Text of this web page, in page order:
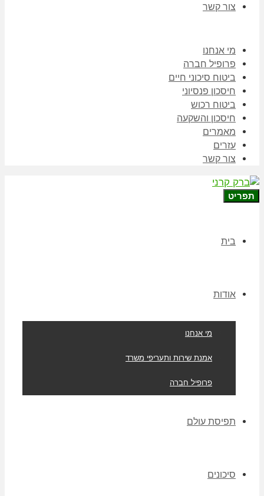
צור קשר
מי אנחנו
פרופיל חברה
ביטוח סיכוני חיים
חיסכון פנסיוני
ביטוח רכוש
חיסכון והשקעה
מאמרים
עזרים
צור קשר
תפריט
בית
אודות
מי אנחנו
אמנת שירות ותעריפי משרד
פרופיל חברה
תפיסת עולם
סיכונים